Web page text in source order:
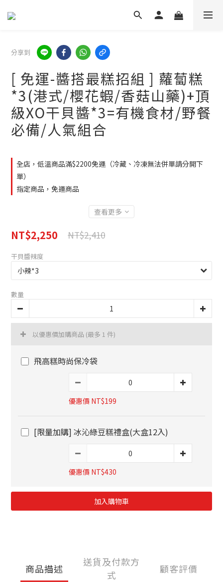
分享到
[ 免運-醬搭最糕招組 ] 蘿蔔糕
*3(港式/櫻花蝦/香菇山藥)+頂
級XO干貝醬*3=有機食材/野餐
必備/人氣組合
全店，低溫商品滿$2200免運（冷藏、冷凍無法併單請分開下
單）
指定商品，免運商品
查看更多
NT$2,250 NT$2,410
干貝醬辣度
數量
以優惠價加購商品 (最多 1 件)
飛高糕時尚保冷袋
優惠價 NT$199
[限量加購] 冰沁綠豆糕禮盒(大盒12入)
優惠價 NT$430
加入購物車
商品描述
送貨及付款方
式
顧客評價